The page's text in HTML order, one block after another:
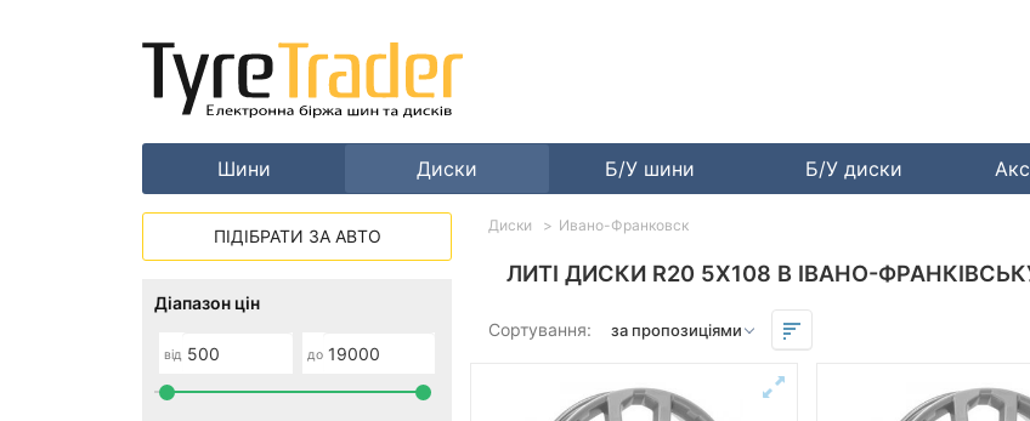
Шини Диски Б/У шини Б/У диски
ЛИТІ ДИСКИ R20 5X108 В ІВАНО-
Сортування:
Диски Ивано-Франковск
ПІДІБРАТИ ЗА АВТО
Діапазон цін
від до